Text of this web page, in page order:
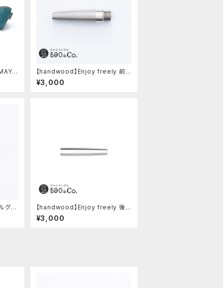
キー
【handwood】Enjoy freely 前
軸・滑り止め(ステンレス)
¥3,000
グリ
【handwood】Enjoy freely 後
軸 (超超ジュラルミン)
¥3,000